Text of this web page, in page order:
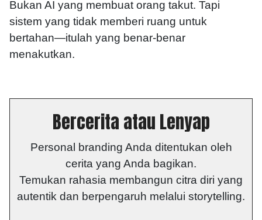
Bukan AI yang membuat orang takut. Tapi
sistem yang tidak memberi ruang untuk
bertahan—itulah yang benar-benar
menakutkan.
Bercerita atau Lenyap
Personal branding Anda ditentukan oleh
cerita yang Anda bagikan.
Temukan rahasia membangun citra diri yang
autentik dan berpengaruh melalui storytelling.